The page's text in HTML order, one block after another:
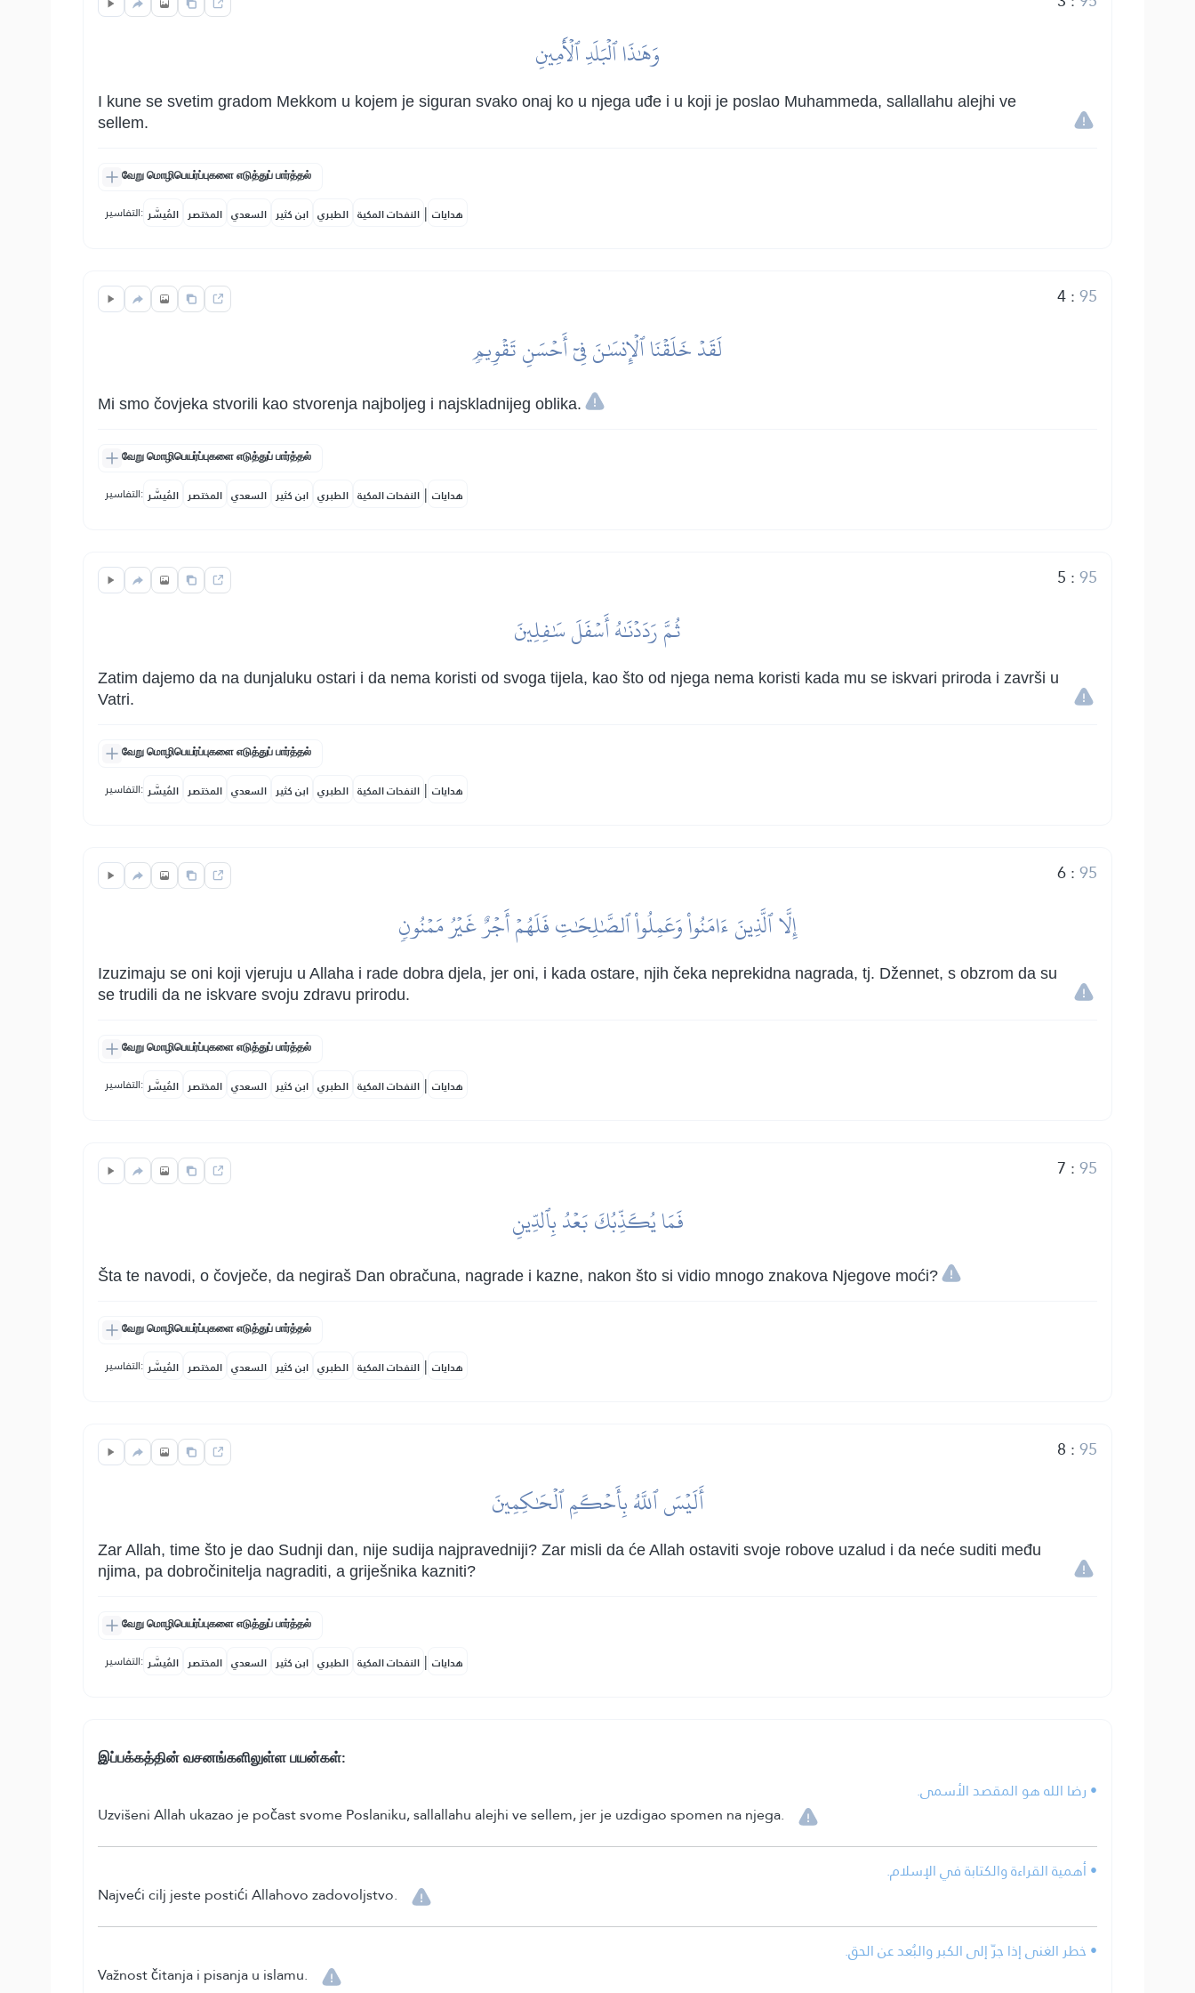
وَهَٰذَا ٱلۡبَلَدِ ٱلۡأَمِينِ
I kune se svetim gradom Mekkom u kojem je siguran svako onaj ko u njega uđe i u koji je poslao Muhammeda, sallallahu alejhi ve
sellem.
வேறு மொழிபெயர்ப்புகளை எடுத்துப் பார்த்தல்
التفاسير: المُيسَّر المختصر السعدي ابن كثير الطبري النفحات المكية | هدايات
4:95
لَقَدۡ خَلَقۡنَا ٱلۡإِنسَٰنَ فِيٓ أَحۡسَنِ تَقۡوِيمٖ
Mi smo čovjeka stvorili kao stvorenja najboljeg i najskladnijeg oblika.
வேறு மொழிபெயர்ப்புகளை எடுத்துப் பார்த்தல்
التفاسير: المُيسَّر المختصر السعدي ابن كثير الطبري النفحات المكية | هدايات
5 :95
ثُمَّ رَدَدۡنَٰهُ أَسۡفَلَ سَٰفِلِينَ
Zatim dajemo da na dunjaluku ostari i da nema koristi od svoga tijela, kao što od njega nema koristi kada mu se iskvari priroda i završi u
Vatri.
வேறு மொழிபெயர்ப்புகளை எடுத்துப் பார்த்தல்
التفاسير: المُيسَّر المختصر السعدي ابن كثير الطبري النفحات المكية | هدايات
6:95
إِلَّا ٱلَّذِينَ ءَامَنُواْ وَعَمِلُواْ ٱلصَّٰلِحَٰتِ فَلَهُمۡ أَجۡرٌ غَيۡرُ مَمۡنُونٖ
Izuzimaju se oni koji vjeruju u Allaha i rade dobra djela, jer oni, i kada ostare, njih čeka neprekidna nagrada, tj. Džennet, s obzrom da su
se trudili da ne iskvare svoju zdravu prirodu.
வேறு மொழிபெயர்ப்புகளை எடுத்துப் பார்த்தல்
التفاسير: المُيسَّر المختصر السعدي ابن كثير الطبري النفحات المكية | هدايات
7 :95
فَمَا يُكَذِّبُكَ بَعۡدُ بِٱلدِّينِ
Šta te navodi, o čovječe, da negiraš Dan obračuna, nagrade i kazne, nakon što si vidio mnogo znakova Njegove moći?
வேறு மொழிபெயர்ப்புகளை எடுத்துப் பார்த்தல்
التفاسير: المُيسَّر المختصر السعدي ابن كثير الطبري النفحات المكية | هدايات
8 :95
أَلَيۡسَ ٱللَّهُ بِأَحۡكَمِ ٱلۡحَٰكِمِينَ
Zar Allah, time što je dao Sudnji dan, nije sudija najpravedniji? Zar misli da će Allah ostaviti svoje robove uzalud i da neće suditi među
njima, pa dobročinitelja nagraditi, a griješnika kazniti?
வேறு மொழிபெயர்ப்புகளை எடுத்துப் பார்த்தல்
التفاسير: المُيسَّر المختصر السعدي ابن كثير الطبري النفحات المكية | هدايات
இப்பக்கத்தின் வசனங்களிலுள்ள பயன்கள்:
• رضا الله هو المقصد الأسمى.
Uzvišeni Allah ukazao je počast svome Poslaniku, sallallahu alejhi ve sellem, jer je uzdigao spomen na njega.
• أهمية القراءة والكتابة في الإسلام.
Najveći cilj jeste postići Allahovo zadovoljstvo.
• خطر الغنى إذا جرّ إلى الكبر والبُعد عن الحق.
Važnost čitanja i pisanja u islamu.